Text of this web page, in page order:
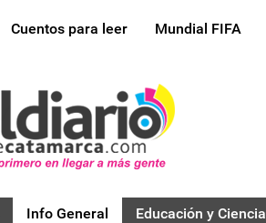
Cuentos para leer Mundial FIFA
Info General Educación y Ciencia